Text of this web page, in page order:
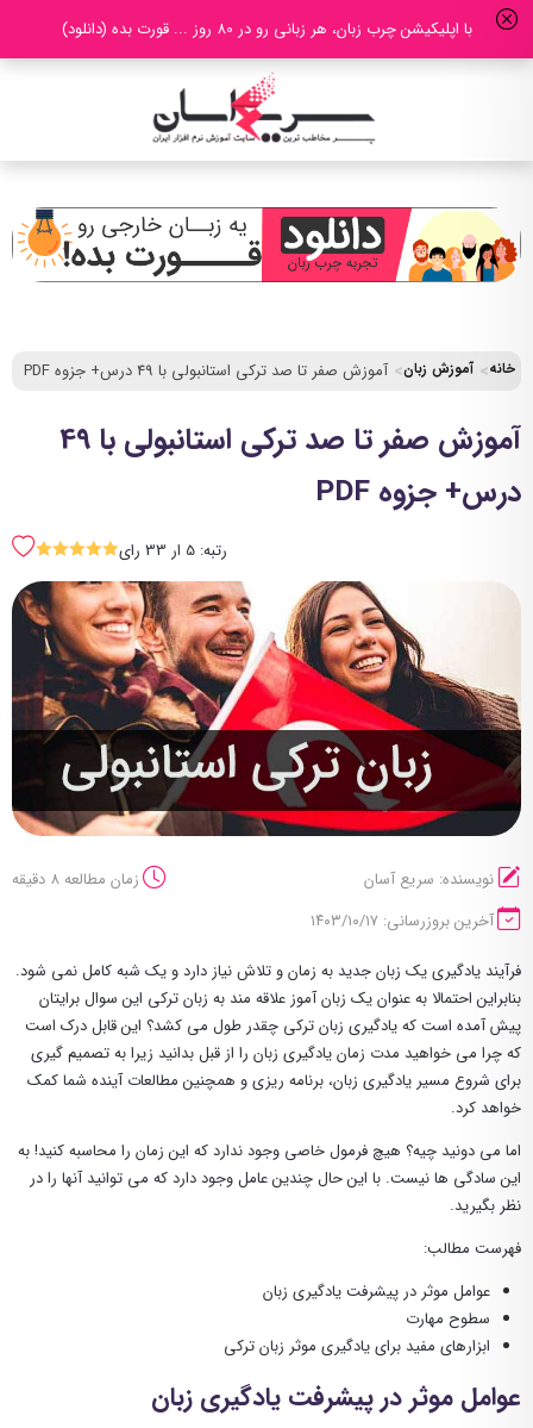
با اپلیکیشن چرب زبان، هر زبانی رو در 80 روز ... قورت بده (دانلود)
خانه آموزش زبان آموزش صفر تا صد ترکی استانبولی با 49 درس+ جزوه PDF
آموزش صفر تا صد ترکی استانبولی با 49
درس+ جزوه PDF
رتبه: 5 ار 33 رای SSSSS
نویسنده: سریع آسان
زمان مطالعه 8 دقیقه
آخرین بروزرسانی: ۱۴۰۳/۱۰/۱۷
فرآیند یادگیری یک زبان جدید به زمان و تلاش نیاز دارد و یک شبه کامل نمی شود.
بنابراین احتمالا به عنوان یک زبان آموز علاقه مند به زبان ترکی این سوال برایتان
پیش آمده است که یادگیری زبان ترکی چقدر طول می کشد؟ این قابل درک است
که چرا می خواهید مدت زمان یادگیری زبان را از قبل بدانید زیرا به تصمیم گیری
برای شروع مسیر یادگیری زبان، برنامه ریزی و همچنین مطالعات آینده شما کمک
خواهد کرد.
اما می دونید چیه؟ هیچ فرمول خاصی وجود ندارد که این زمان را محاسبه کنید! به
این سادگی ها نیست. با این حال چندین عامل وجود دارد که می توانید آنها را در
نظر بگیرید.
فهرست مطالب:
عوامل موثر در پیشرفت یادگیری زبان
سطوح مهارت
ابزارهای مفید برای یادگیری موثر زبان ترکی
عوامل موثر در پیشرفت یادگیری زبان